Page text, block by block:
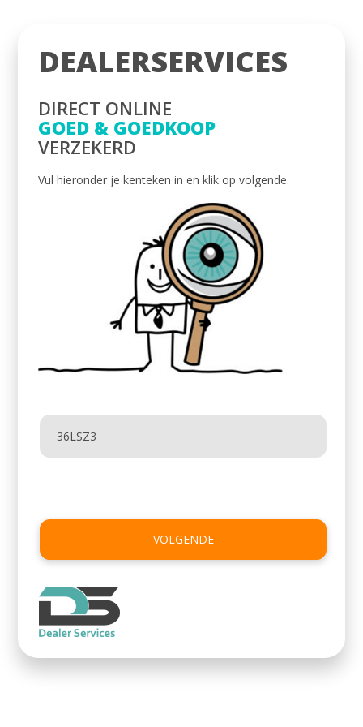
DEALERSERVICES
DIRECT ONLINE
GOED & GOEDKOOP
VERZEKERD
Vul hieronder je kenteken in en klik op volgende.